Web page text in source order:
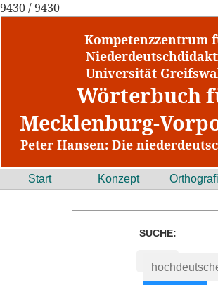
9430 / 9430
Kompetenzzentrum
Universität
Wörterbuch
Mecklenburg-
Peter Hansen: Die
Start Konzept
SUCHE: